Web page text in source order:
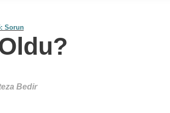
Sorun
Bedir